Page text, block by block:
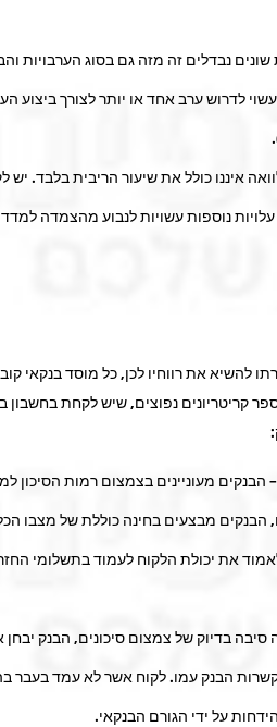
שונים נבדלים זה מזה גם בסוג הערבויות
לדרוש ערב אחד או יותר לצורך ביצוע
איננו כולל את שיעור הריבית בלבד. יש
עלויות נוספות עשויות לנבוע מהצמדה
להשיא את רווחיו לכן, כל מוסד בנקאי
קריטריונים נפוצים, שיש לקחת
הבנקים מעוניינים בצמצום רמות
מבצעים בחינה כוללת של מצבו
את יכולת הלקוח לעמוד בתשלומי
סיבה בדיוק של צמצום סיכונים, הבנק
הבנק עמו. לקוח אשר לא עמד בעבר
על ידי הגורם הבנקאי.